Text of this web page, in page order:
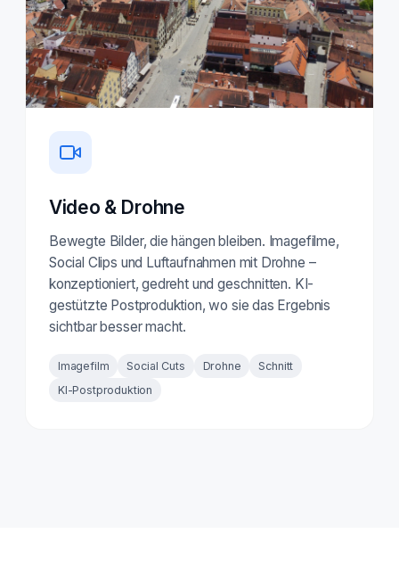
Video & Drohne
Bewegte Bilder, die hängen bleiben. Imagefilme,
Social Clips und Luftaufnahmen mit Drohne –
konzeptioniert, gedreht und geschnitten. KI-
gestützte Postproduktion, wo sie das Ergebnis
sichtbar besser macht.
Imagefilm Social Cuts Drohne
Schnitt
KI-Postproduktion